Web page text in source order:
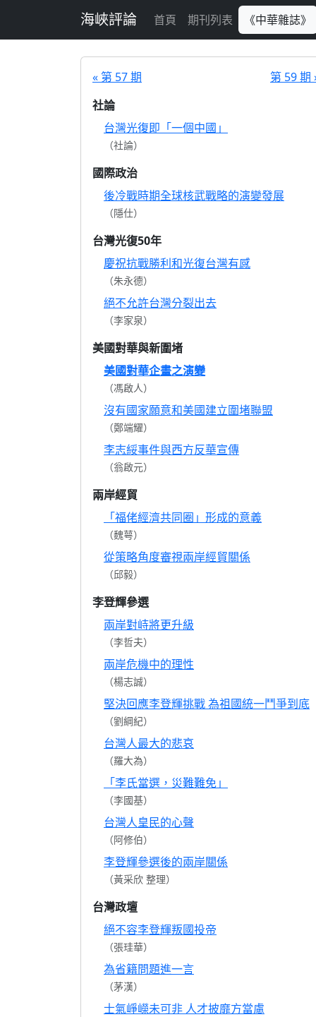
海峽評論 首頁 期刊列表 《中華雜誌》
« 第 57 期
第 59 期
社論
台灣光復即「一個中國」
（社論）
國際政治
後冷戰時期全球核武戰略的演變發展
（隱仕）
台灣光復50年
慶祝抗戰勝利和光復台灣有感
（朱永德）
絕不允許台灣分裂出去
（李家泉）
美國對華與新圍堵
美國對華企畫之演變
（馮啟人）
沒有國家願意和美國建立圍堵聯盟
（鄭端耀）
李志綏事件與西方反華宣傳
（翁啟元）
兩岸經貿
「福佬經濟共同圈」形成的意義
（魏萼）
從策略角度審視兩岸經貿關係
（邱毅）
李登輝參選
兩岸對峙將更升級
（李哲夫）
兩岸危機中的理性
（楊志誠）
堅決回應李登輝挑戰 為祖國統一鬥爭到底
（劉綱紀）
台灣人最大的悲哀
（羅大為）
「李氏當選，災難難免」
（李國基）
台灣人皇民的心聲
（阿修伯）
李登輝參選後的兩岸關係
（黃采欣 整理）
台灣政壇
絕不容李登輝叛國投帝
（張珪華）
為省籍問題進一言
（茅漢）
士氣崢嶸未可非 人才披靡方當慮